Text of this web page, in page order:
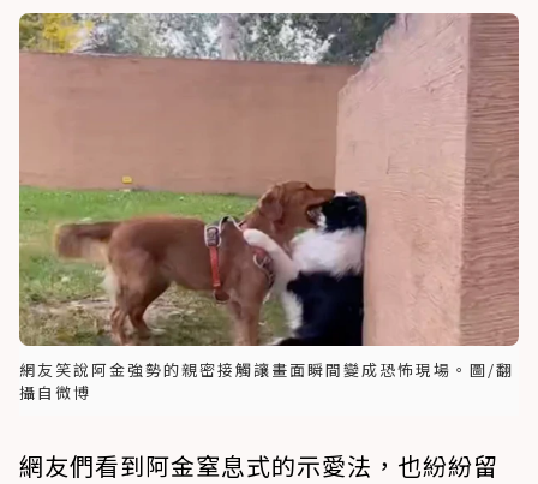
網友笑說阿金強勢的親密接觸讓畫面瞬間變成恐怖現場。圖/翻
攝自微博
網友們看到阿金窒息式的示愛法，也紛紛留